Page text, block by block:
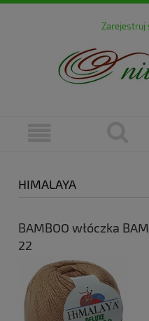
Zarejestruj
HIMALAYA
BAMBOO włóczka
22